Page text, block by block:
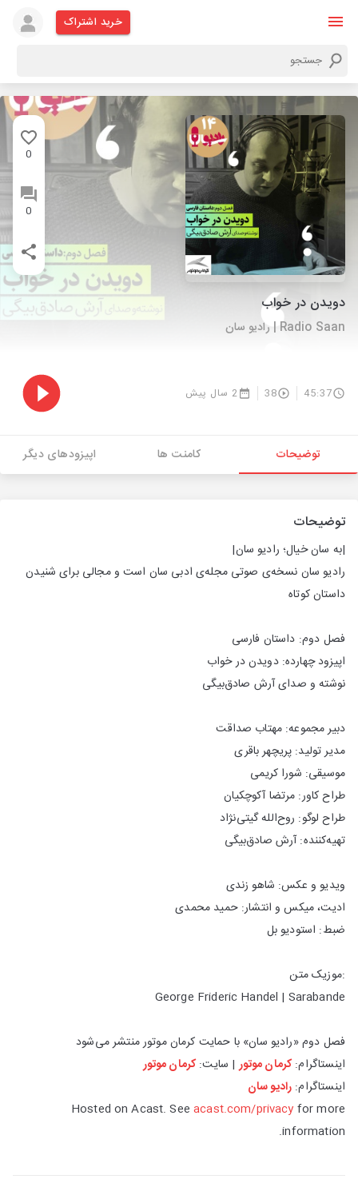
خرید اشتراک
0
0
دویدن در خواب
Radio Saan | رادیو سان
45:37
38 2 سال پیش
توضیحات کامنت ها اپیزودهای دیگر
توضیحات
|به سان خیال؛ رادیو سان|
رادیو سان نسخه‌ی صوتی مجله‌ی ادبی سان است و مجالی برای شنیدن
داستان کوتاه
فصل دوم: داستان فارسی
اپیزود چهارده: دویدن در خواب
نوشته و صدای آرش صادق‌بیگی
دبیر مجموعه: مهتاب صداقت
مدیر تولید: پریچهر باقری
موسیقی: شورا کریمی
طراح کاور: مرتضا آکوچکیان
طراح لوگو: روح‌الله گیتی‌نژاد
تهیه‌کننده: آرش صادق‌بیگی
ویدیو و عکس: شاهو زندی
ادیت، میکس و انتشار: حمید محمدی
ضبط: استودیو بل
:موزیک متن
George Frideric Handel | Sarabande
فصل دوم «رادیو سان» با حمایت کرمان موتور منتشر می‌شود
اینستاگرام:کرمان موتور| سایت:کرمان موتور
اینستاگرام: رادیو سان
Hosted on Acast. Seeacast.com/privacy for more
information.